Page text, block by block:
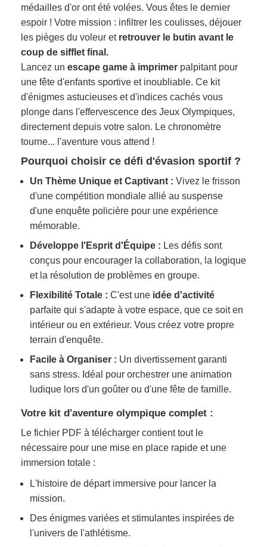
médailles d'or ont été volées. Vous êtes le dernier
espoir ! Votre mission : infiltrer les coulisses, déjouer
les pièges du voleur et retrouver le butin avant le
coup de sifflet final.
Lancez un escape game à imprimer palpitant pour
une fête d'enfants sportive et inoubliable. Ce kit
d'énigmes astucieuses et d'indices cachés vous
plonge dans l'effervescence des Jeux Olympiques,
directement depuis votre salon. Le chronomètre
tourne... l'aventure vous attend !
Pourquoi choisir ce défi d'évasion sportif ?
Un Thème Unique et Captivant : Vivez le frisson
d'une compétition mondiale allié au suspense
d'une enquête policière pour une expérience
mémorable.
Développe l'Esprit d'Équipe : Les défis sont
conçus pour encourager la collaboration, la logique
et la résolution de problèmes en groupe.
Flexibilité Totale : C'est une idée d'activité
parfaite qui s'adapte à votre espace, que ce soit en
intérieur ou en extérieur. Vous créez votre propre
terrain d'enquête.
Facile à Organiser : Un divertissement garanti
sans stress. Idéal pour orchestrer une animation
ludique lors d'un goûter ou d'une fête de famille.
Votre kit d'aventure olympique complet :
Le fichier PDF à télécharger contient tout le
nécessaire pour une mise en place rapide et une
immersion totale :
L'histoire de départ immersive pour lancer la
mission.
Des énigmes variées et stimulantes inspirées de
l'univers de l'athlétisme.